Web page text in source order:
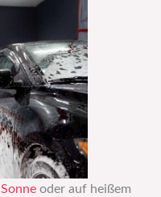
Sonne oder auf heißem